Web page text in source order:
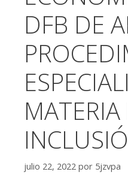
DFB DE
MATERIA
julio 22, 2022 por 5jzvpa